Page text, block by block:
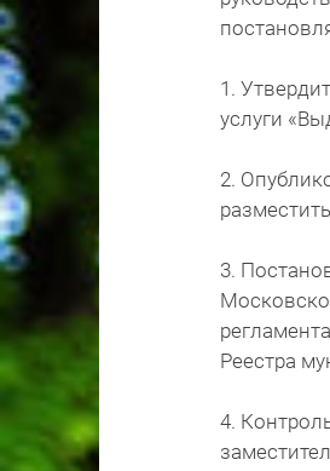
1.
услуги
2.
3.
Реестра
4.